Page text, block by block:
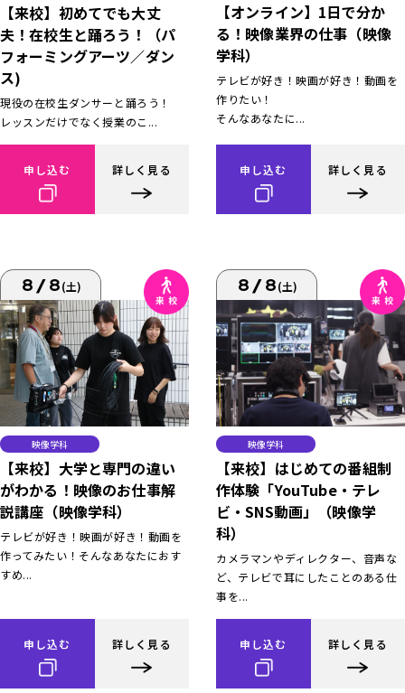
【来校】初めてでも大丈
夫！在校生と踊ろう！（パ
フォーミングアーツ／ダン
ス)
現役の在校生ダンサーと踊ろう！
レッスンだけでなく授業のこ...
申し込む 詳しく見る
【オンライン】1日で分か
る！映像業界の仕事（映像
学科）
テレビが好き！映画が好き！動画を
作りたい！
そんなあなたに...
申し込む 詳しく見る
8/8(土)
映像学科
【来校】大学と専門の違い
がわかる！映像のお仕事解
説講座（映像学科）
テレビが好き！映画が好き！動画を
作ってみたい！そんなあなたにおす
すめ...
申し込む 詳しく見る
8/8(土)
映像学科
【来校】はじめての番組制
作体験「YouTube・テレ
ビ・SNS動画」（映像学
科）
カメラマンやディレクター、音声な
ど、テレビで耳にしたことのある仕
事を...
申し込む 詳しく見る